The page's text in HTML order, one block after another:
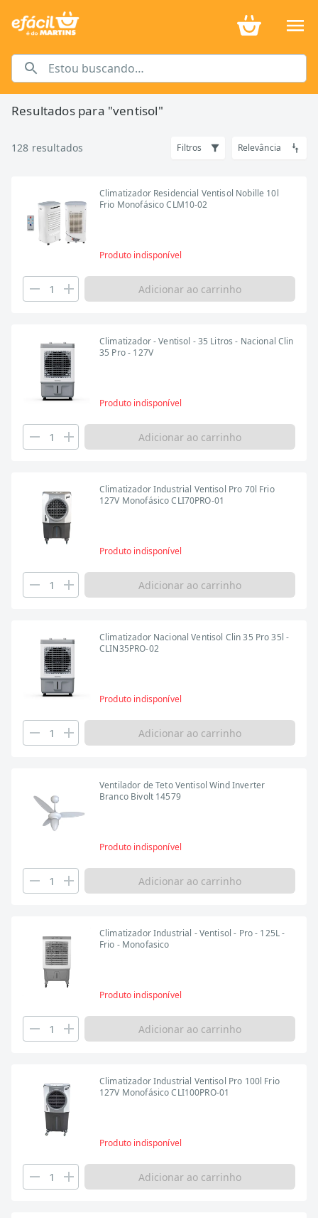
Resultados para "ventisol"
128 resultados Filtros Relevância
Climatizador Residencial Ventisol Nobille 10l
Frio Monofásico CLM10-02
Produto indisponível
Adicionar ao carrinho
Climatizador - Ventisol - 35 Litros - Nacional Clin
35 Pro - 127V
Produto indisponível
Adicionar ao carrinho
Climatizador Industrial Ventisol Pro 70l Frio
127V Monofásico CLI70PRO-01
Produto indisponível
Adicionar ao carrinho
Climatizador Nacional Ventisol Clin 35 Pro 35l -
CLIN35PRO-02
Produto indisponível
Adicionar ao carrinho
Ventilador de Teto Ventisol Wind Inverter
Branco Bivolt 14579
Produto indisponível
Adicionar ao carrinho
Climatizador Industrial - Ventisol - Pro - 125L -
Frio - Monofasico
Produto indisponível
Adicionar ao carrinho
Climatizador Industrial Ventisol Pro 100l Frio
127V Monofásico CLI100PRO-01
Produto indisponível
Adicionar ao carrinho